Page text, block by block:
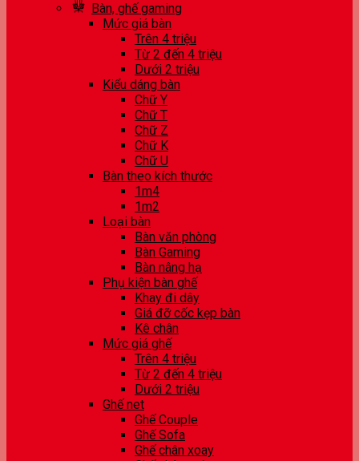
Bàn, ghế gaming
Mức giá bàn
Trên 4 triệu
Từ 2 đến 4 triệu
Dưới 2 triệu
Kiểu dáng bàn
Chữ Y
Chữ T
Chữ Z
Chữ K
Chữ U
Bàn theo kích thước
1m4
1m2
Loại bàn
Bàn văn phòng
Bàn Gaming
Bàn nâng hạ
Phụ kiện bàn ghế
Khay đi dây
Giá đỡ cốc kẹp bàn
Kê chân
Mức giá ghế
Trên 4 triệu
Từ 2 đến 4 triệu
Dưới 2 triệu
Ghế net
Ghế Couple
Ghế Sofa
Ghế chân xoay